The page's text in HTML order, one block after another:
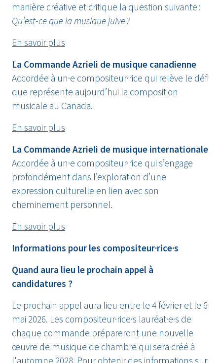
manière créative et critique la question suivante :
Qu’est-ce que la musique juive ?
En savoir plus
La Commande Azrieli de musique canadienne
Accordée à un·e compositeur·rice qui relève le défi
que représente aujourd’hui la composition
musicale au Canada.
En savoir plus
La Commande Azrieli de musique internationale
Accordée à un·e compositeur·rice qui s’engage
profondément dans l’exploration d’une
expression culturelle en lien avec son
cheminement personnel.
En savoir plus
Informations pour les compositeur·rice·s
Quand aura lieu le prochain appel à
candidatures ?
Le prochain appel aura lieu entre le 4 février et le 6
mai 2026. Les compositeur·rice·s lauréat·e·s de
chaque commande prépareront une nouvelle
œuvre de musique de chambre qui sera créé à
l'automne 2028. Pour obtenir des informations sur